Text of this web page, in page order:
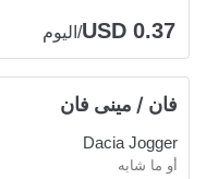
USD 0.37/اليوم
فان / مينى فان
Dacia Jogger
أو ما شابه